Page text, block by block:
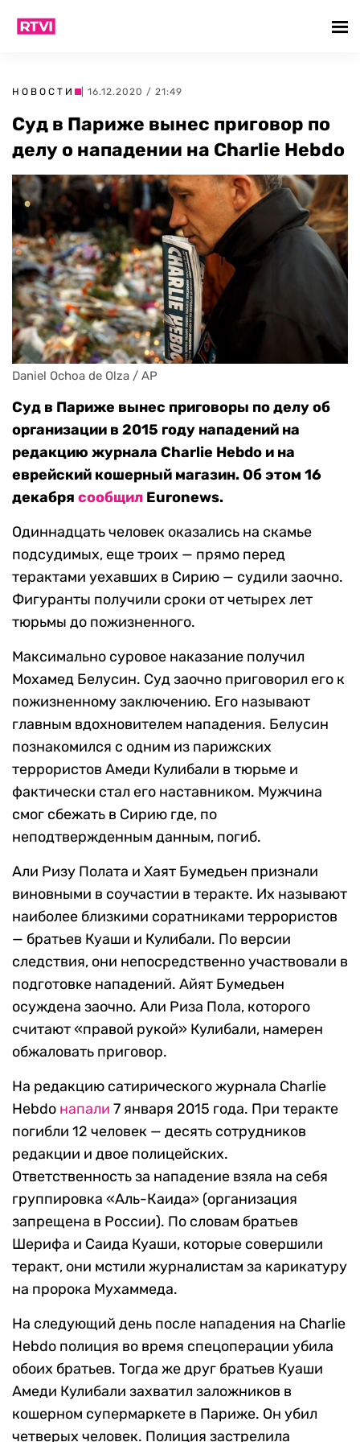
НОВОСТИ | 16.12.2020 / 21:49
Суд в Париже вынес приговор по
делу о нападении на Charlie Hebdo
Daniel Ochoa de Olza / AP
Суд в Париже вынес приговоры по делу об
организации в 2015 году нападений на
редакцию журнала Charlie Hebdo и на
еврейский кошерный магазин. Об этом 16
декабря сообщил Euronews.
Одиннадцать человек оказались на скамье
подсудимых, еще троих — прямо перед
терактами уехавших в Сирию — судили заочно.
Фигуранты получили сроки от четырех лет
тюрьмы до пожизненного.
Максимально суровое наказание получил
Мохамед Белусин. Суд заочно приговорил его к
пожизненному заключению. Его называют
главным вдохновителем нападения. Белусин
познакомился с одним из парижских
террористов Амеди Кулибали в тюрьме и
фактически стал его наставником. Мужчина
смог сбежать в Сирию где, по
неподтвержденным данным, погиб.
Али Ризу Полата и Хаят Бумедьен признали
виновными в соучастии в теракте. Их называют
наиболее близкими соратниками террористов
— братьев Куаши и Кулибали. По версии
следствия, они непосредственно участвовали в
подготовке нападений. Айят Бумедьен
осуждена заочно. Али Риза Пола, которого
считают «правой рукой» Кулибали, намерен
обжаловать приговор.
На редакцию сатирического журнала Charlie
Hebdo напали 7 января 2015 года. При теракте
погибли 12 человек — десять сотрудников
редакции и двое полицейских.
Ответственность за нападение взяла на себя
группировка «Аль-Каида» (организация
запрещена в России). По словам братьев
Шерифа и Саида Куаши, которые совершили
теракт, они мстили журналистам за карикатуру
на пророка Мухаммеда.
На следующий день после нападения на Charlie
Hebdo полиция во время спецоперации убила
обоих братьев. Тогда же друг братьев Куаши
Амеди Кулибали захватил заложников в
кошерном супермаркете в Париже. Он убил
четверых человек. Полиция застрелила